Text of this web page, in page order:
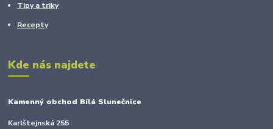
Tipy a triky
Recepty
Kde nás najdete
Kamenný obchod Bílá Slunečnice
Karlštejnská 255